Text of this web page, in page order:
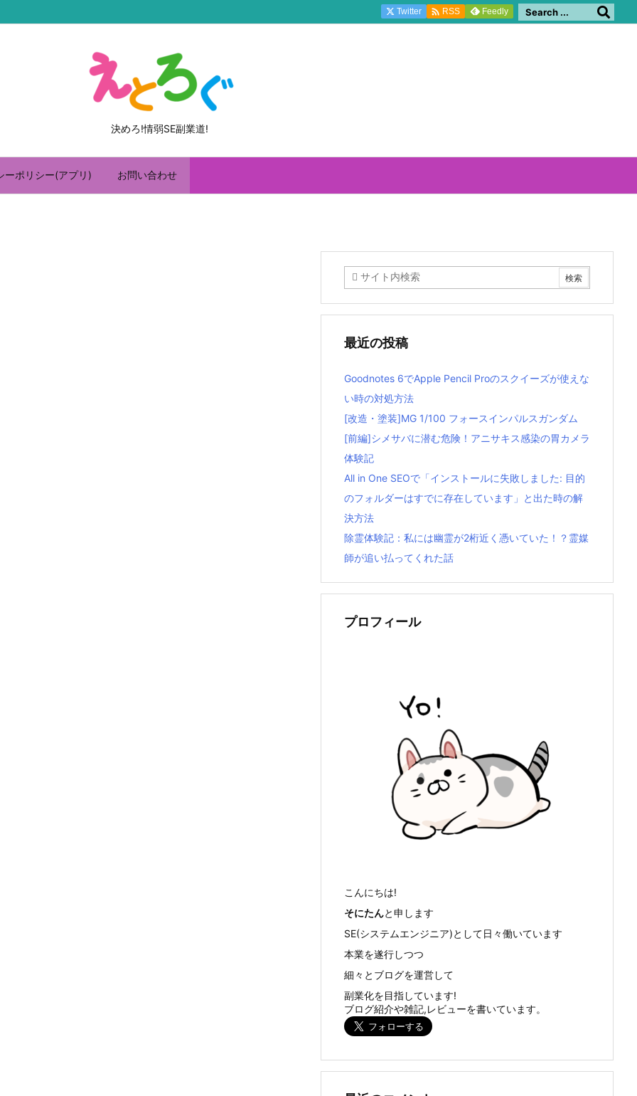
決めろ!情弱SE副業道!
ーポリシー(アプリ) お問い合わせ
Twitter  RSS Feedly
最近の投稿
Goodnotes 6でApple Pencil Proのスクイーズが使えな
い時の対処方法
[改造・塗装]MG 1/100 フォースインパルスガンダム
[前編]シメサバに潜む危険！アニサキス感染の胃カメラ
体験記
All in One SEOで「インストールに失敗しました: 目的
のフォルダーはすでに存在しています」と出た時の解
決方法
除霊体験記：私には幽霊が2桁近く憑いていた！？霊媒
師が追い払ってくれた話
プロフィール
こんにちは!
そにたんと申します
SE(システムエンジニア)として日々働いています
本業を遂行しつつ
細々とブログを運営して
副業化を目指しています!
ブログ紹介や雑記,レビューを書いています。